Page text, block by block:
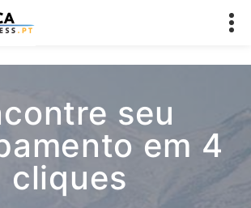
seu
em 4
cliques